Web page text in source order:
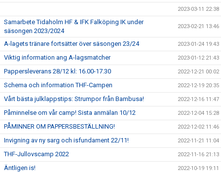
2023-03-11 22:38
Samarbete Tidaholm HF & IFK Falköping IK under
säsongen 2023/2024
2023-02-21 13:46
A-lagets tränare fortsätter över säsongen 23/24 2023-01-24 19:43
Viktig information ang A-lagsmatcher 2023-01-12 21:43
Pappersleverans 28/12 kl: 16.00-17.30 2022-12-21 00:02
Schema och information THF-Campen 2022-12-19 20:35
Vårt bästa julklappstips: Strumpor från Bambusa! 2022-12-16 11:47
Påminnelse om vår camp! Sista anmälan 10/12 2022-12-04 15:28
PÅMINNER OM PAPPERSBESTÄLLNING! 2022-12-02 11:46
Invigning av ny sarg och isfundament 22/11! 2022-11-21 11:04
THF-Jullovscamp 2022 2022-11-16 21:13
Äntligen is! 2022-10-19 19:11